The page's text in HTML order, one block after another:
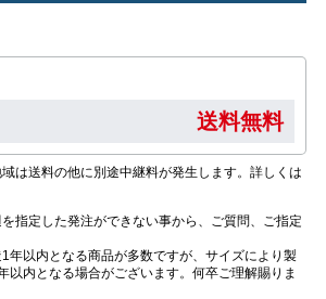
送料無料
は送料の他に別途中継料が発生します。詳しくは
指定した発注ができない事から、ご質問、ご指定
年以内となる商品が多数ですが、サイズにより製
以内となる場合がございます。何卒ご理解賜りま